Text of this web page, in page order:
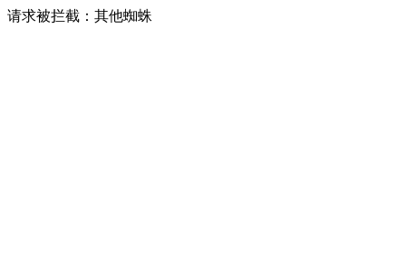
请求被拦截：其他蜘蛛